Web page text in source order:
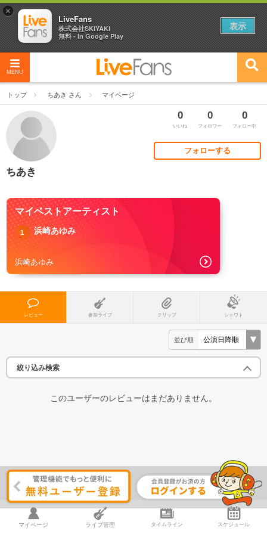
MENU
トップ ちあき さん マイページ
0
いいね
0
フォロワー
0
フォロー中
フォローする
ちあき
マイベストアーティスト
1 浜崎あゆみ
浜崎あゆみ
レビュー 参加ライブ クリップ シャウト
並び順
絞り込み検索
このユーザーのレビューはまだありません。
マイページ ライブ管理 タイムライン スケジュール
×
LiveFans
株式会社SKIYAKI
無料 - In Google Play
表示